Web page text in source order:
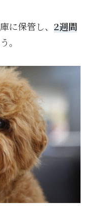
に保管し、 2週間
。